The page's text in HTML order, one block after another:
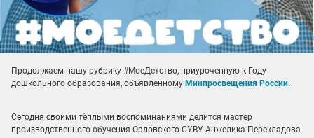
Продолжаем нашу рубрику #МоеДетство, приуроченную к Году
дошкольного образования, объявленному Минпросвещения России.
Сегодня своими тёплыми воспоминаниями делится мастер
производственного обучения Орловского СУВУ Анжелика Перекладова.